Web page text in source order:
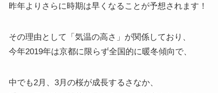
昨年よりさらに時期は早くなることが予想されます！
その理由として「気温の高さ」が関係しており、
今年2019年は京都に限らず全国的に暖冬傾向で、
中でも2月、3月の桜が成長するさなか、